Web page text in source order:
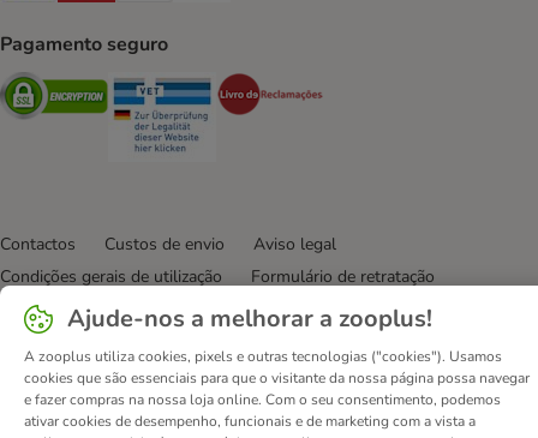
Pagamento seguro
Security Security
Contactos Custos de envio
Aviso legal
Condições gerais de utilização
Formulário de retratação
Métodos de pagamento
Quem somos DSA
Emprego
Declaração de acessibilidade
© zooplus SE2026
Ajude-nos a melhorar a zooplus!
A zooplus utiliza cookies, pixels e outras tecnologias ("cookies"). Usamos
cookies que são essenciais para que o visitante da nossa página possa navegar
e fazer compras na nossa loja online. Com o seu consentimento, podemos
ativar cookies de desempenho, funcionais e de marketing com a vista a